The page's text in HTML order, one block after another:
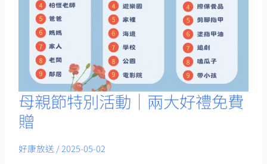
母親節特別活動｜兩大好禮免費
贈
好康放送 /2025-05-02
母
親
節
特